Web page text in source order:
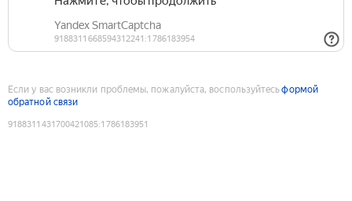
Если у вас возникли проблемы, пожалуйста, воспользуйтесьформой
обратной связи
9188311431700421085:1786183951